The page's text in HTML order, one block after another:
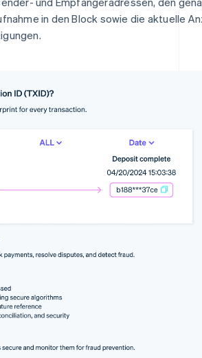
in den Block sowie die aktuelle